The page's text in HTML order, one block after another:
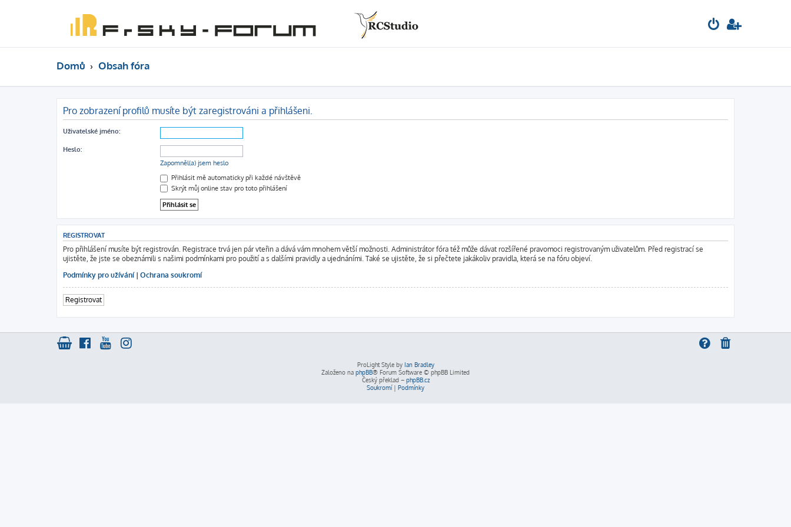
Domů Obsah fóra
Pro zobrazení profilů musíte být zaregistrováni a přihlášeni.
Uživatelské jméno:
Heslo:
Zapomněl(a) jsem heslo
Přihlásit mě automaticky při každé návštěvě
Skrýt můj online stav pro toto přihlášení
REGISTROVAT
Pro přihlášení musíte být registrován. Registrace trvá jen pár vteřin a dává vám mnohem větší možnosti. Administrátor fóra též může dávat rozšířené pravomoci registrovaným uživatelům. Před registrací se
ujistěte, že jste se obeznámili s našimi podmínkami pro použití a s dalšími pravidly a ujednáními. Také se ujistěte, že si přečtete jakákoliv pravidla, která se na fóru objeví.
Podmínky pro užívání| Ochrana soukromí
Registrovat
ProLight Style by Ian Bradley
Založeno na phpBB® Forum Software © phpBB Limited
Český překlad – phpBB.cz
Soukromí| Podmínky